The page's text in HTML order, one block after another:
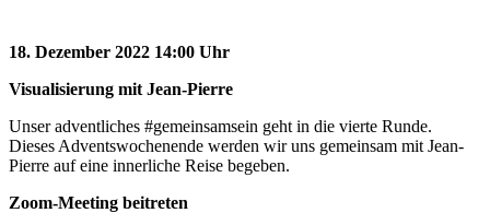
18. Dezember 2022 14:00 Uhr
Visualisierung mit Jean-Pierre
Unser adventliches #gemeinsamsein geht in die vierte Runde.
Dieses Adventswochenende werden wir uns gemeinsam mit Jean-
Pierre auf eine innerliche Reise begeben.
Zoom-Meeting beitreten